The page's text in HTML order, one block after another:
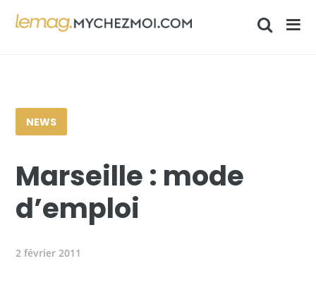
NEWS
Marseille : mode
d’emploi
2 février 2011